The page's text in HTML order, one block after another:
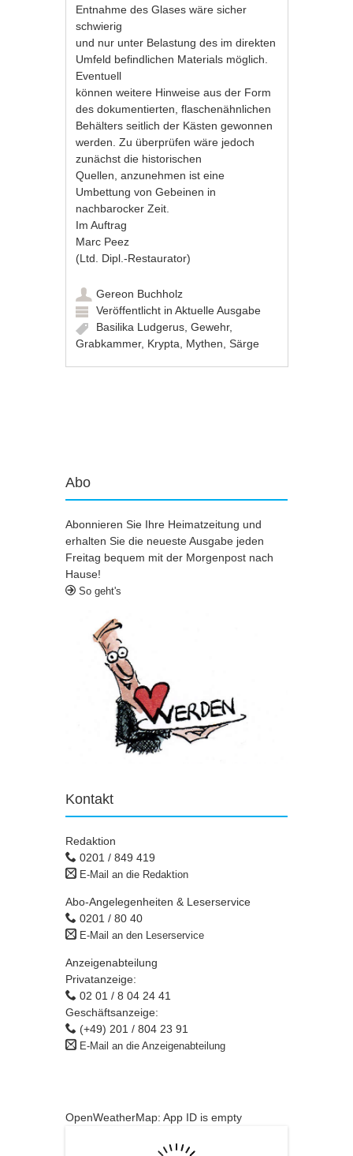
Entnahme des Glases wäre sicher
schwierig
und nur unter Belastung des im direkten
Umfeld befindlichen Materials möglich.
Eventuell
können weitere Hinweise aus der Form
des dokumentierten, flaschenähnlichen
Behälters seitlich der Kästen gewonnen
werden. Zu überprüfen wäre jedoch
zunächst die historischen
Quellen, anzunehmen ist eine
Umbettung von Gebeinen in
nachbarocker Zeit.
Im Auftrag
Marc Peez
(Ltd. Dipl.-Restaurator)
Gereon Buchholz
Veröffentlicht inAktuelle Ausgabe
Basilika Ludgerus ,Gewehr,
Grabkammer, Krypta Mythen ,Särge
Abo
Abonnieren Sie Ihre Heimatzeitung und
erhalten Sie die neueste Ausgabe jeden
Freitag bequem mit der Morgenpost nach
Hause!
So geht's
Kontakt
Redaktion
0201 / 849 419
E-Mail an die Redaktion
Abo-Angelegenheiten & Leserservice
0201 / 80 40
E-Mail an den Leserservice
Anzeigenabteilung
Privatanzeige:
02 01 / 8 04 24 41
Geschäftsanzeige:
(+49) 201 / 804 23 91
E-Mail an die Anzeigenabteilung
OpenWeatherMap: App ID is empty